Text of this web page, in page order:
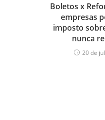
Boletos x
empresas
imposto
nunca
20 de